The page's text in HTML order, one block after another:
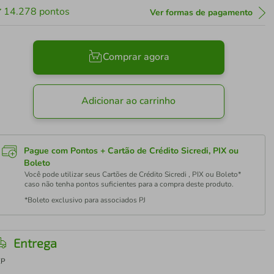
14.278 pontos Ver formas de pagamento
Comprar agora
Adicionar ao carrinho
Pague com Pontos + Cartão de Crédito Sicredi, PIX ou
Boleto
Você pode utilizar seus Cartões de Crédito Sicredi , PIX ou Boleto*
caso não tenha pontos suficientes para a compra deste produto.
*Boleto exclusivo para associados PJ
Entrega